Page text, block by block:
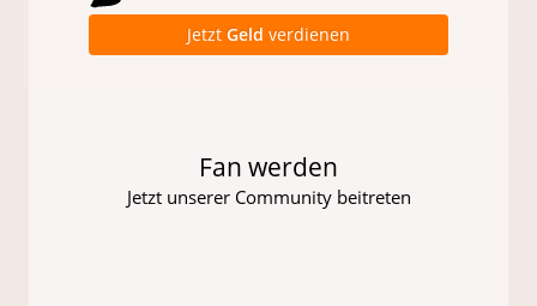
Jetzt Geld verdienen
Fan werden
Jetzt unserer Community beitreten